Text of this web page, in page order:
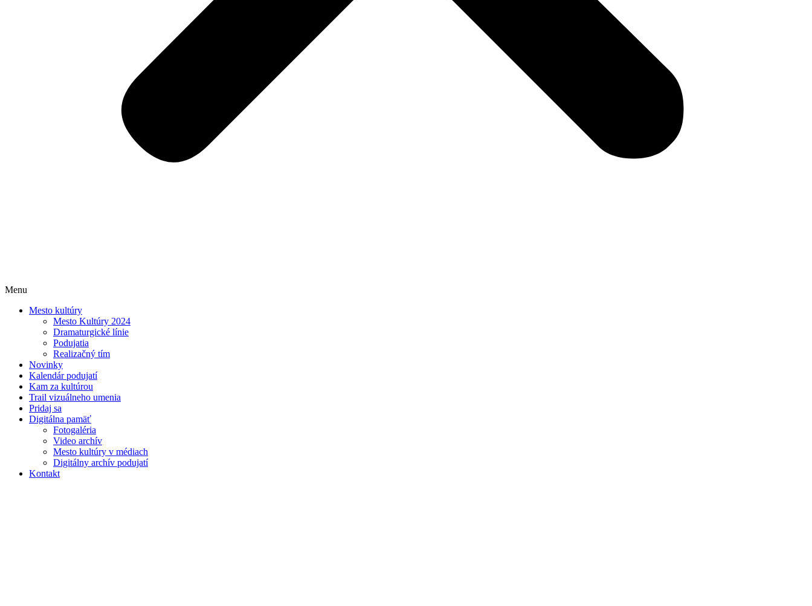
Menu
Mesto kultúry
Mesto Kultúry 2024
Dramaturgické línie
Podujatia
Realizačný tím
Novinky
Kalendár podujatí
Kam za kultúrou
Trail vizuálneho umenia
Pridaj sa
Digitálna pamäť
Fotogaléria
Video archív
Mesto kultúry v médiach
Digitálny archív podujatí
Kontakt